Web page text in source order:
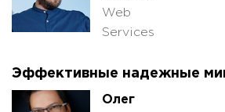
Web
Services
Эффективные надежные
Олег